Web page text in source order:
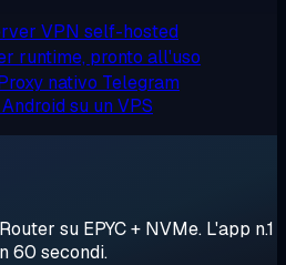
VPN self-hosted
runtime, pronto all'uso
nativo Telegram
su un VPS
su EPYC + NVMe. L'app n.1
60 secondi.